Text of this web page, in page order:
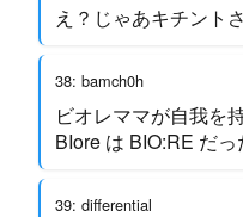
え？じゃあキチント
38: bamch0h
ビオレママが自我を
BIore は BIO:RE だっ
39: differential